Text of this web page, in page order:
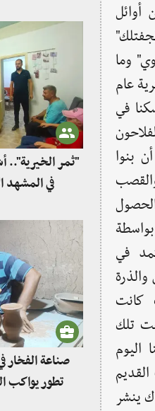
أوائل
وما
عام
في
بنوا
في
كانت
تلك
اليوم
ينشر
"ثمر الخيرية"..
في المشهد
صناعة الفخار
تطور يواكب